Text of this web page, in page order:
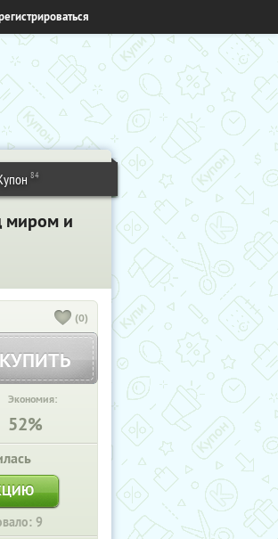
84
миром и
(0)
КУПИТЬ
Экономия:
52%
9